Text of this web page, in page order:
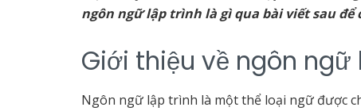
ngôn ngữ lập trình là gì qua bài viết sau
Giới thiệu về ngôn ngữ
Ngôn ngữ lập trình là một thể loại ngữ được